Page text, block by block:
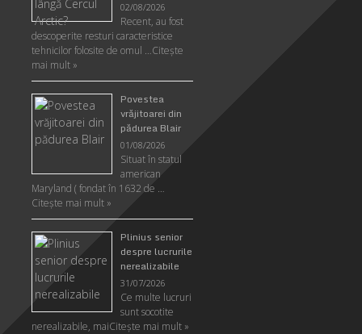
02/08/2026
Recent, au fost
descoperite resturi caracteristice
tehnicilor folosite de omul …Citeşte
mai mult »
Povestea
vrăjitoarei din
pădurea Blair
01/08/2026
Situat în statul
american
Maryland ( fondat în 1632 de …
Citeşte mai mult »
Plinius senior
despre lucrurile
nerealizabile
31/07/2026
Ce multe lucruri
sunt socotite
nerealizabile, maiCiteşte mai mult »